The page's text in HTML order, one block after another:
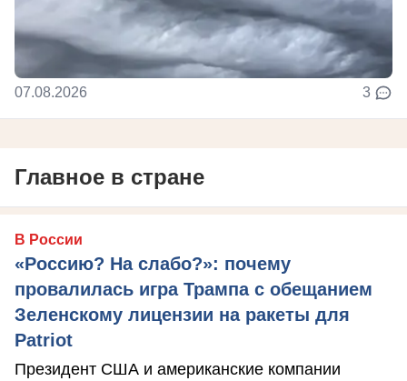
07.08.2026 3
Главное в стране
В России
«Россию? На слабо?»: почему
провалилась игра Трампа с обещанием
Зеленскому лицензии на ракеты для
Patriot
Президент США и американские компании